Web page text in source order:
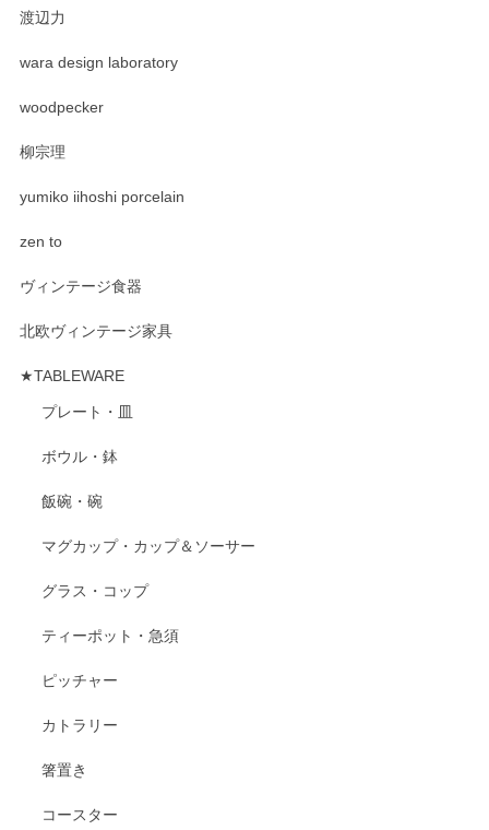
渡辺力
wara design laboratory
woodpecker
柳宗理
yumiko iihoshi porcelain
zen to
ヴィンテージ食器
北欧ヴィンテージ家具
★TABLEWARE
プレート・皿
ボウル・鉢
飯碗・碗
マグカップ・カップ＆ソーサー
グラス・コップ
ティーポット・急須
ピッチャー
カトラリー
箸置き
コースター